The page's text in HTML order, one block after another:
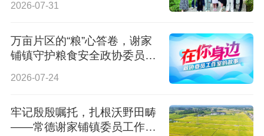
2026-07-31
万亩片区的“粮”心答卷，谢家
铺镇守护粮食安全政协委员工
2026-07-24
牢记殷殷嘱托，扎根沃野田畴
——常德谢家铺镇委员工作室